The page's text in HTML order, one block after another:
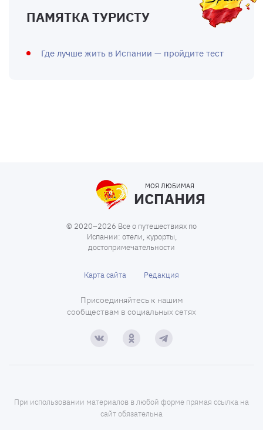
ПАМЯТКА ТУРИСТУ
Где лучше жить в Испании — пройдите тест
МОЯ ЛЮБИМАЯ
ИСПАНИЯ
© 2020–2026 Все о путешествиях по
Испании: отели, курорты,
достопримечательности
Карта сайта Редакция
Присоединяйтесь к нашим
сообществам в социальных сетях
При использовании материалов в любой форме прямая ссылка на
сайт обязательна